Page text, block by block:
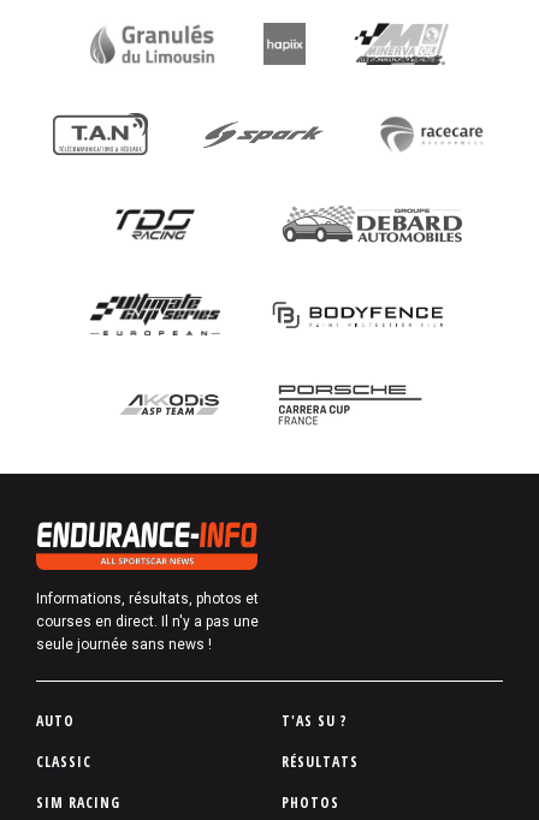
Informations, résultats, photos et
courses en direct. Il n'y a pas une
seule journée sans news !
P
d
AUTO
CLASSIC
SIM RACING
T'AS SU ?
RÉSULTATS
PHOTOS